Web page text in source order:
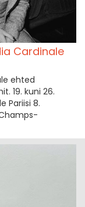
Cardinale
ehted
19. kuni 26.
Pariisi 8.